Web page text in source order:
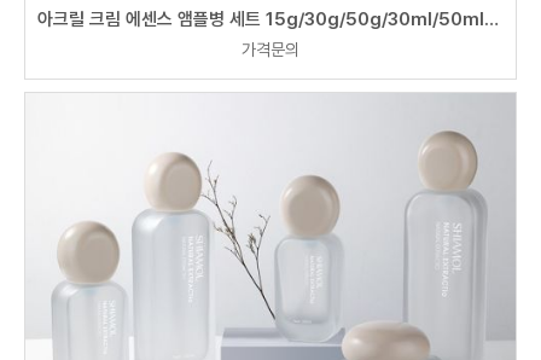
아크릴 크림 에센스 앰플병 세트 15g/30g/50g/30ml/50ml/100ml
가격문의